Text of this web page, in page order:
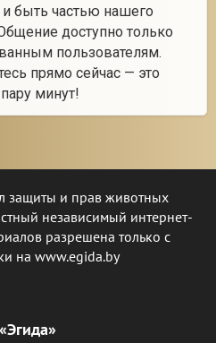
быть частью нашего
доступно только
пользователям.
прямо сейчас — это
минут!
защиты и прав животных
независимый интернет-
разрешена только с
на www.egida.by